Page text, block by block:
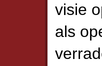
visie
als